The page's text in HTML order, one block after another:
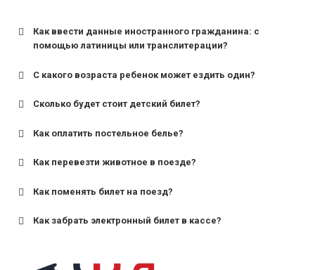
Как ввести данные иностранного гражданина: с
помощью латиницы или транслитерации?
С какого возраста ребенок может ездить один?
для поездов дальнего следования — от 10 лет и
для пригородных поездов — от 7 лет.
Сколько будет стоит детский билет?
Как оплатить постельное белье?
Как перевезти животное в поезде?
Как поменять билет на поезд?
Как забрать электронный билет в кассе?